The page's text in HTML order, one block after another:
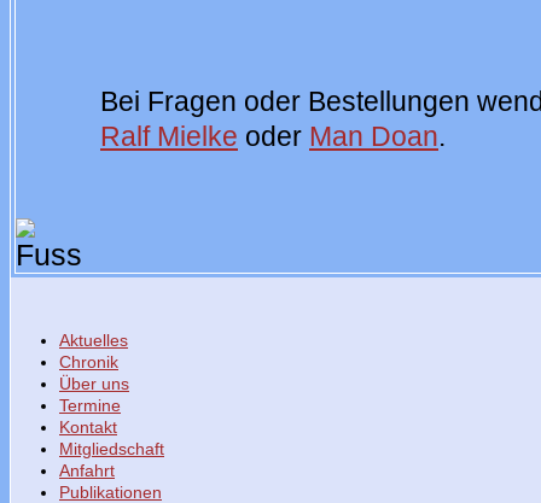
Bei Fragen oder Bestellungen
Ralf Mielke oder Man Doan.
Aktuelles
Chronik
Über uns
Termine
Kontakt
Mitgliedschaft
Anfahrt
Publikationen